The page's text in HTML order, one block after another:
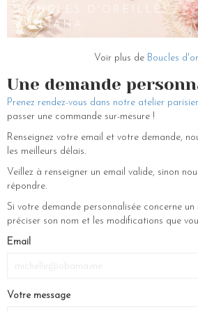
argenté) ou de sertir vos parures de fleurs de
Laissez-vous tenter par nos boucles d
femme à porter en parure. Toutes les
porter nos accessoires alors venez nous
D'OREILLE
ALLEGRA
BOUCLES D'OREILLES
OULIANA
Voir plus de Boucles
Une demande
Prenez rendez-vous dans notre atelier
passer une commande sur-mesure !
Renseignez votre email et votre demande,
les meilleurs délais.
Veillez à renseigner un email valide, sinon
répondre.
Si votre demande personnalisée concerne
préciser son nom et les modifications que
Email
Votre message